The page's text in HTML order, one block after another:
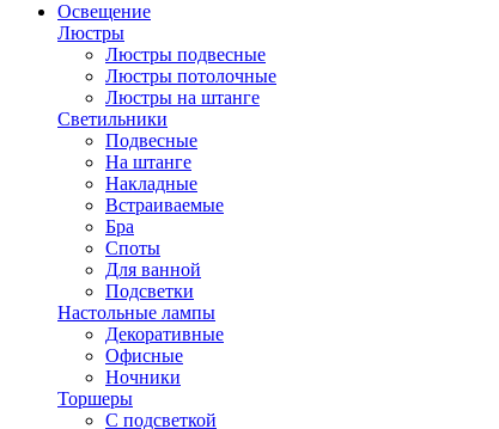
Освещение
Люстры
Люстры подвесные
Люстры потолочные
Люстры на штанге
Светильники
Подвесные
На штанге
Накладные
Встраиваемые
Бра
Споты
Для ванной
Подсветки
Настольные лампы
Декоративные
Офисные
Ночники
Торшеры
С подсветкой